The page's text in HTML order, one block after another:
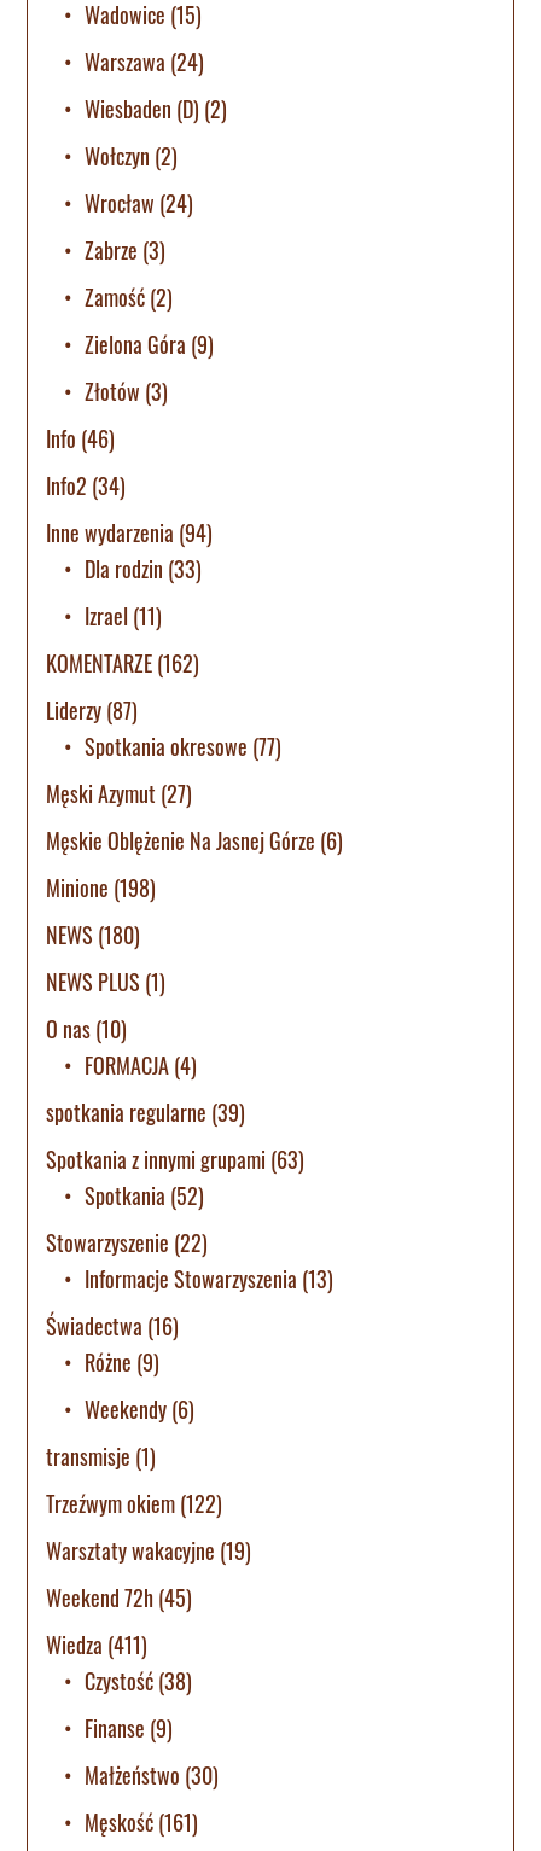
Wadowice (15)
Warszawa (24)
Wiesbaden (D) (2)
Wołczyn (2)
Wrocław (24)
Zabrze (3)
Zamość(2)
Zielona Góra (9)
Złotów (3)
Info (46)
Info2 (34)
Inne wydarzenia (94)
Dla rodzin (33)
Izrael (11)
KOMENTARZE(162)
Liderzy(87)
Spotkania okresowe (77)
Męski Azymut (27)
Męskie Oblężenie Na Jasnej Górze (6)
Minione (198)
NEWS (180)
NEWS PLUS (1)
O nas(10)
FORMACJA(4)
spotkania regularne (39)
Spotkania z innymi grupami (63)
Spotkania (52)
Stowarzyszenie (22)
Informacje Stowarzyszenia (13)
Świadectwa (16)
Różne (9)
Weekendy(6)
transmisje (1)
Trzeźwym okiem(122)
Warsztaty wakacyjne (19)
Weekend 72h(45)
Wiedza (411)
Czystość(38)
Finanse (9)
Małżeństwo (30)
Męskość(161)